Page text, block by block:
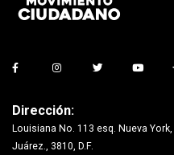
Dirección:
Louisiana No. 113 esq. Nueva
Juárez., 3810, D.F.